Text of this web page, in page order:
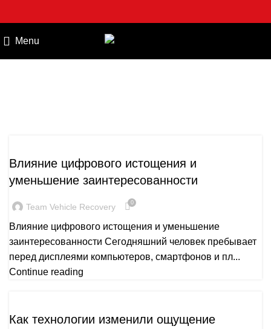
Menu
Влияние цифрового истощения и
уменьшение заинтересованности
Team Vehicle Recovery 0
Влияние цифрового истощения и уменьшение
заинтересованности Сегодняшний человек пребывает
перед дисплеями компьютеров, смартфонов и пл...
Continue reading
Как технологии изменили ощущение